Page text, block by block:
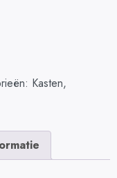
Kasten,